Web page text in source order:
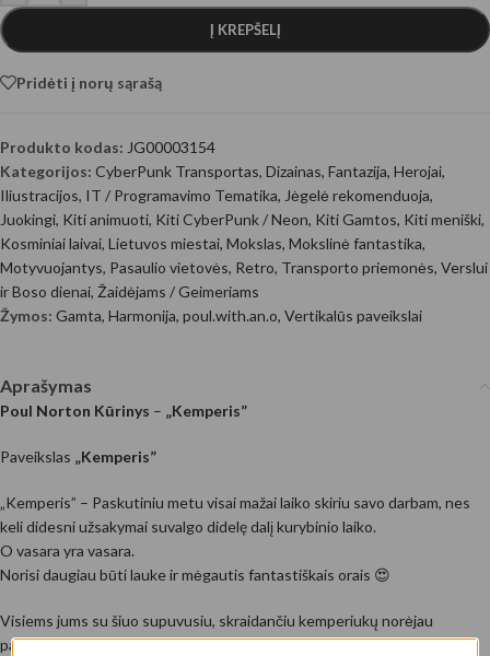
Į KREPŠELĮ
Pridėti į norų sąrašą
Produkto kodas: JG00003154
Kategorijos: CyberPunk Transportas, Dizainas, Fantazija, Herojai,
Iliustracijos, IT / Programavimo Tematika, Jėgelė rekomenduoja,
Juokingi, Kiti animuoti, Kiti CyberPunk / Neon, Kiti Gamtos, Kiti meniški,
Kosminiai laivai, Lietuvos miestai, Mokslas, Mokslinė fantastika,
Motyvuojantys, Pasaulio vietovės, Retro, Transporto priemonės, Verslui
ir Boso dienai, Žaidėjams / Geimeriams
Žymos: Gamta, Harmonija, poul.with.an.o, Vertikalūs paveikslai
Aprašymas
Poul Norton Kūrinys – „Kemperis”
Paveikslas „Kemperis”
„Kemperis” – Paskutiniu metu visai mažai laiko skiriu savo darbam, nes
keli didesni užsakymai suvalgo didelę dalį kurybinio laiko.
O vasara yra vasara.
Norisi daugiau būti lauke ir mėgautis fantastiškais orais 😍
Visiems jums su šiuo supuvusiu, skraidančiu kemperiukų norėjau
palinkėti geros vasaros!